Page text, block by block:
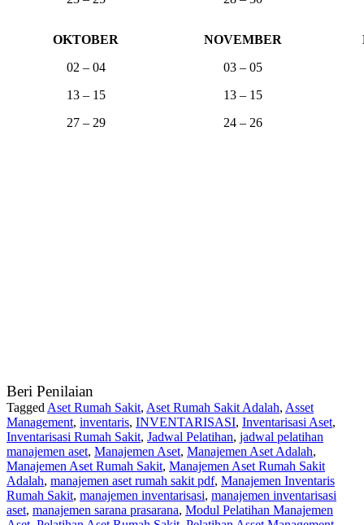
OKTOBER NOVEMBER
02 – 04
03 – 05
13 – 15
13 – 15
27 – 29
24 – 26
Beri Penilaian
Tagged Aset Rumah Sakit, Aset Rumah Sakit Adalah, Asset
Management, inventaris, INVENTARISASI, Inventarisasi Aset,
Inventarisasi Rumah Sakit, Jadwal Pelatihan, jadwal pelatihan
manajemen aset, Manajemen Aset, Manajemen Aset Adalah,
Manajemen Aset Rumah Sakit, Manajemen Aset Rumah Sakit
Adalah, manajemen aset rumah sakit pdf, Manajemen Inventaris
Rumah Sakit, manajemen inventarisasi, manajemen inventarisasi
aset, manajemen sarana prasarana, Modul Pelatihan Manajemen